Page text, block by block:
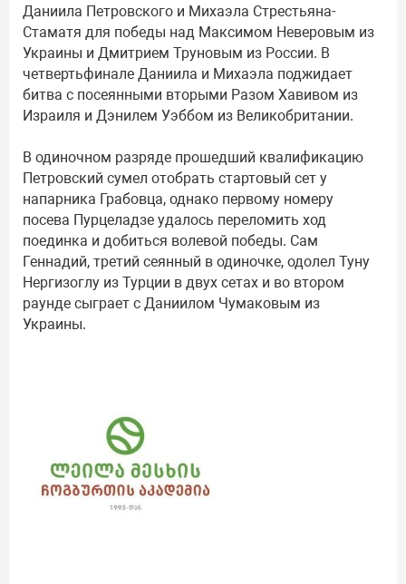
Даниила Петровского и Михаэла Стрестьяна-
Стаматя для победы над Максимом Неверовым из
Украины и Дмитрием Труновым из России. В
четвертьфинале Даниила и Михаэла поджидает
битва с посеянными вторыми Разом Хавивом из
Израиля и Дэнилем Уэббом из Великобритании.
В одиночном разряде прошедший квалификацию
Петровский сумел отобрать стартовый сет у
напарника Грабовца, однако первому номеру
посева Пурцеладзе удалось переломить ход
поединка и добиться волевой победы. Сам
Геннадий, третий сеянный в одиночке, одолел Туну
Нергизоглу из Турции в двух сетах и во втором
раунде сыграет с Даниилом Чумаковым из
Украины.